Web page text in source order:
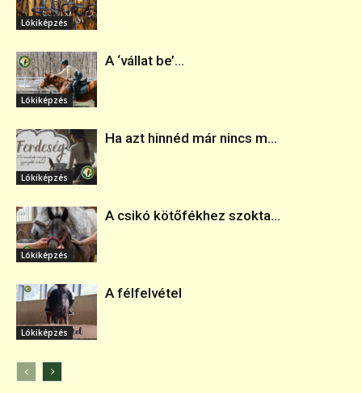
Lókiképzés
Lókiképzés
A ‘vállat be’...
Lókiképzés
Ha azt hinnéd már nincs m...
Lókiképzés
A csikó kötőfékhez szokta...
Lókiképzés
A félfelvétel